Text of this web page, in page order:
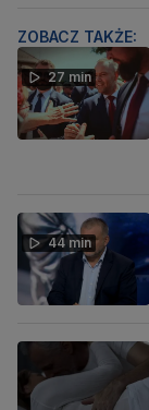
ZOBACZ TAKŻE:
27 min
44 min